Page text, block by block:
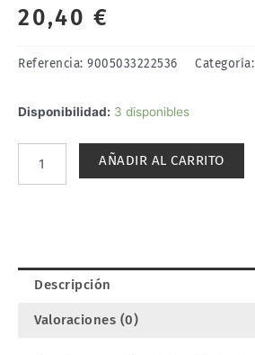
20,40 €
Referencia: 9005033222536 Categoría:
Disponibilidad: 3 disponibles
DESVÍO
104,2mm
AÑADIR AL CARRITO
Descripción
Valoraciones (0)